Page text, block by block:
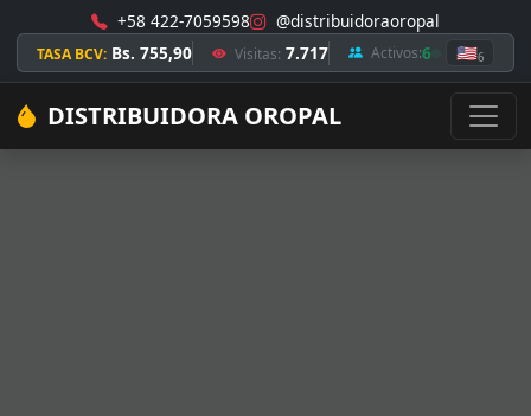
+58 422-7059598 @distribuidoraoropal
TASA BCV: Bs. 755,90 Visitas: 7.717 Activos:6 🇺🇸6
DISTRIBUIDORA OROPAL